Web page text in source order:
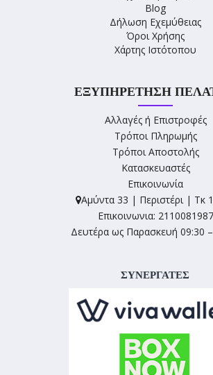
Blog
Δήλωση Εχεμύθειας
Όροι Χρήσης
Χάρτης Ιστότοπου
ΕΞΥΠΗΡΈΤΗΣΗ
Αλλαγές ή Επιστροφές
Τρόποι Πληρωμής
Τρόποι Αποστολής
Κατασκευαστές
Επικοινωνία
Αμύντα 33 | Περιστέρι | Τκ
Επικοινωνια: 2110081987
Δευτέρα ως Παρασκευή 09:30
ΣΥΝΕΡΓΑΤΕΣ